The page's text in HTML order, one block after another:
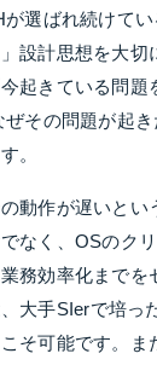
選ばれ続けて
設計思想を大切
起きている問題
その問題が起
。
動作が遅いとい
なく、OSのク
務効率化までを
大手SIerで培っ
そ可能です。ま